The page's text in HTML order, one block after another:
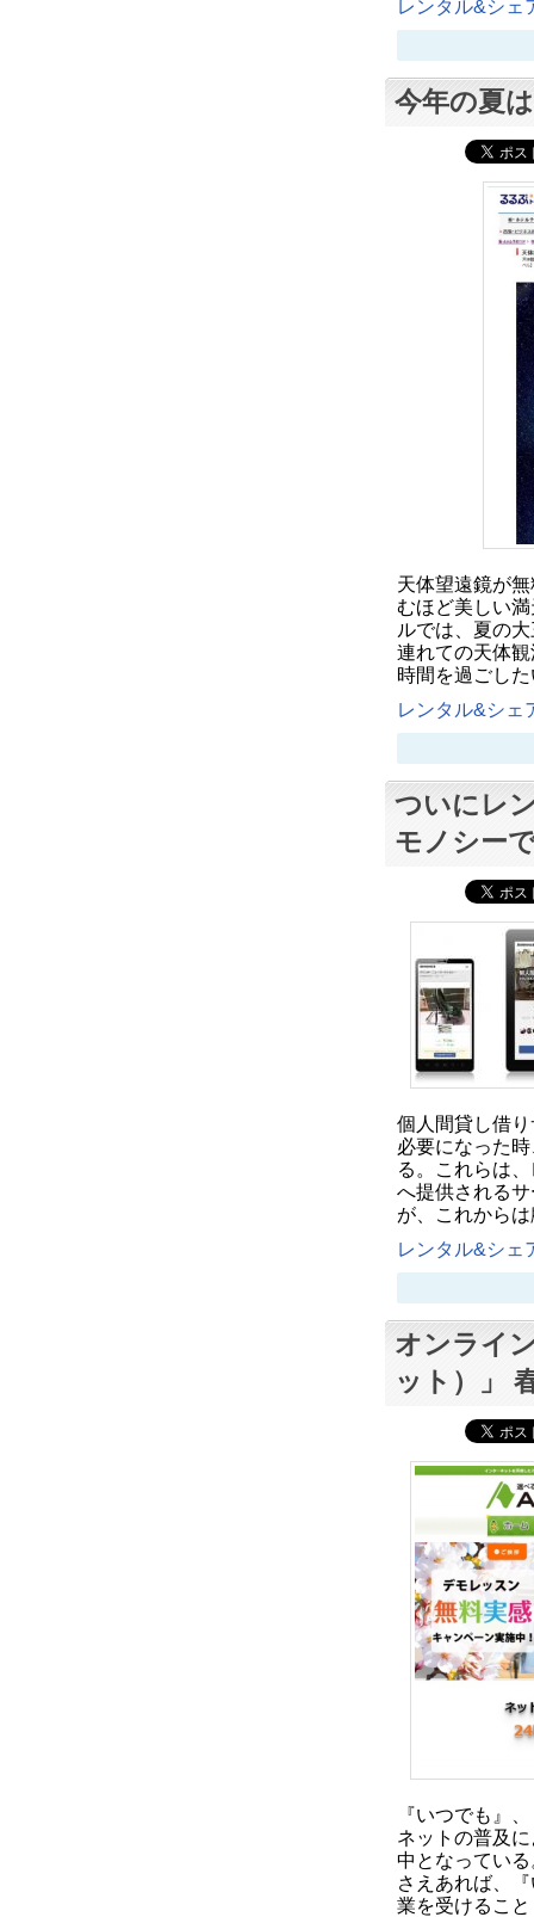
レンタル&シェ
今年の夏
天体望遠鏡が
むほど美しい
ルでは、夏の
連れての天体
時間を過ごし
レンタル&シェ
ついにレ
モノシー
個人間貸し借
必要になった
る。これらは
へ提供される
が、これから
レンタル&シェ
オンライ
ット）」
『いつでも』
ネットの普及
中となってい
さえあれば、
業を受けるこ